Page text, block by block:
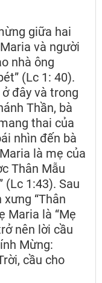
giữa hai
và người
nhà ông
(Lc 1: 40).
đây và trong
Thần, bà
thai của
nhìn đến bà
là mẹ của
Thân Mẫu
(Lc 1:43). Sau
“Thân
Maria là “Mẹ
nên lời cầu
Mừng:
cầu cho